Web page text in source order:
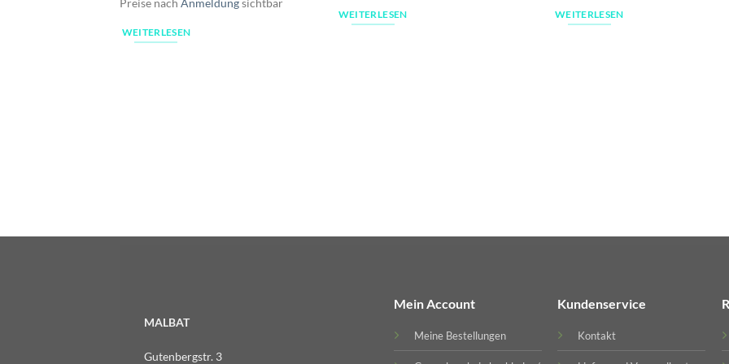
WEITERLESEN
WEITERLESEN WEITERLESEN
MALBAT
Gutenbergstr. 3
Mein Account
Meine Bestellungen
Kundenservice
Kontakt